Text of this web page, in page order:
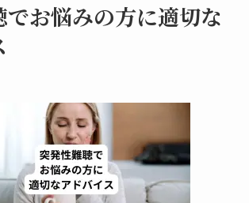
お悩みの方に適切な